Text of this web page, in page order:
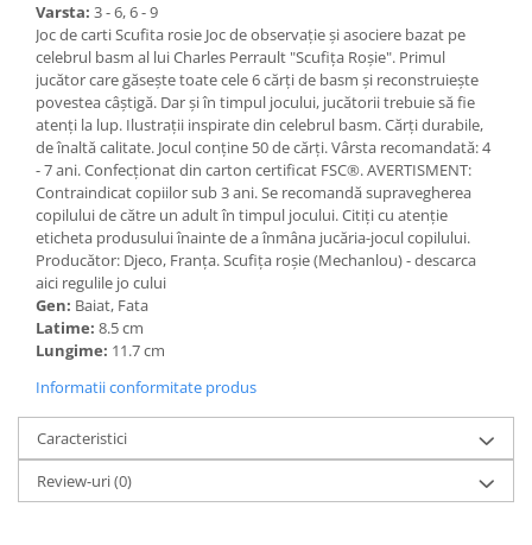
Varsta: 3 - 6, 6 - 9
Joc de carti Scufita rosie Joc de observaţie și asociere bazat pe
celebrul basm al lui Charles Perrault "Scufița Roșie". Primul
jucător care găsește toate cele 6 cărți de basm și reconstruiește
povestea câștigă. Dar și în timpul jocului, jucătorii trebuie să fie
atenți la lup. Ilustrații inspirate din celebrul basm. Cărți durabile,
de înaltă calitate. Jocul conţine 50 de cărţi. Vârsta recomandată: 4
- 7 ani. Confecționat din carton certificat FSC®. AVERTISMENT:
Contraindicat copiilor sub 3 ani. Se recomandă supravegherea
copilului de către un adult în timpul jocului. Citiți cu atenție
eticheta produsului înainte de a înmâna jucăria-jocul copilului.
Producător: Djeco, Franța. Scufița roșie (Mechanlou) - descarca
aici regulile jo cului
Gen: Baiat, Fata
Latime: 8.5 cm
Lungime: 11.7 cm
Informatii conformitate produs
Caracteristici
Review-uri(0)